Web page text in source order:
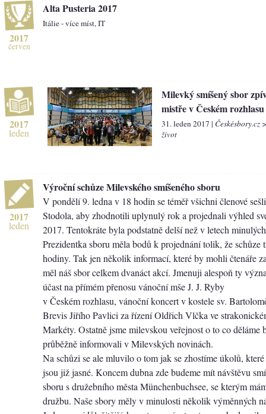
2017
červen
Alta Pusteria 2017
Itálie - více míst, IT
2017
leden
Milevký smíšený sbor
mistře v Českém rozhlasu
31. leden 2017 | Českésbory.cz
život
2017
leden
Výroční schůze Milevského smíšeného sboru
V pondělí 9. ledna v 18 hodin se téměř všichni členové
Stodola, aby zhodnotili uplynulý rok a projednali výhled
2017. Tentokráte byla podstatně delší než v letech
Prezidentka sboru měla bodů k projednání tolik, že schůze
hodiny. Tak jen několik informací, které by mohli čtenáře
měl náš sbor celkem dvanáct akcí. Jmenuji alespoň ty
účast na přímém přenosu vánoční mše J. J. Ryby
v Českém rozhlasu, vánoční koncert v kostele sv.
Brevis Jiřího Pavlici za řízení Oldřich Vlčka ve
Markéty. Ostatně jsme milevskou veřejnost o to co děláme
průběžně informovali v Milevských novinách.
Na schůzi se ale mluvilo o tom jak se zhostíme úkolů,
jsou již jasné. Koncem dubna zde budeme mít návštěvu
sboru s družebního města Münchenbuchsee, se kterým
družbu. Naše sbory měly v minulosti několik výměnných